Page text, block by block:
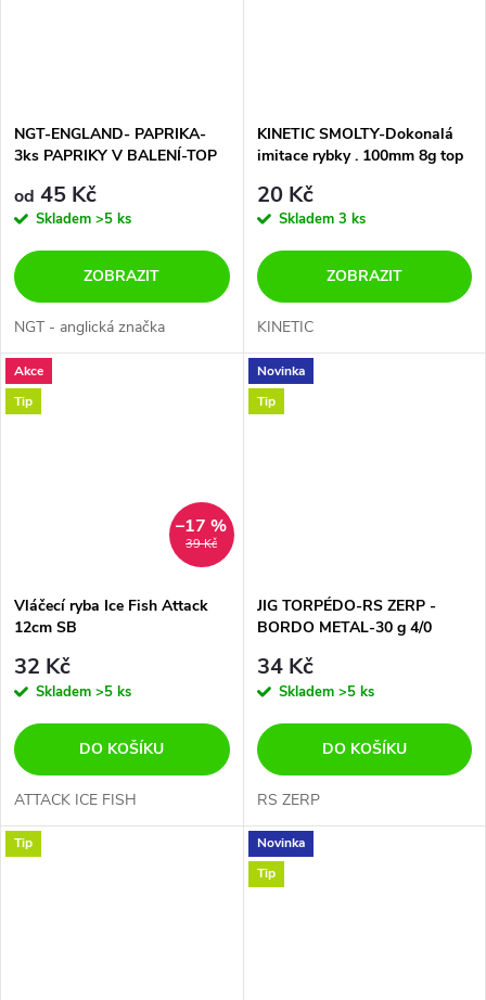
NGT-ENGLAND- PAPRIKA-
3ks PAPRIKY V BALENÍ-TOP
od 45 Kč
Skladem >5 ks
ZOBRAZIT
NGT - anglická značka
KINETIC SMOLTY-Dokonalá
imitace rybky . 100mm 8g top
20 Kč
Skladem 3 ks
ZOBRAZIT
KINETIC
Akce
Tip
39 Kč
–17 %
Vláčecí ryba Ice Fish Attack
12cm SB
32 Kč
Skladem >5 ks
DO KOŠÍKU
ATTACK ICE FISH
Novinka
Tip
JIG TORPÉDO-RS ZERP -
BORDO METAL-30 g 4/0
34 Kč
Skladem >5 ks
DO KOŠÍKU
RS ZERP
Tip
Novinka
Tip